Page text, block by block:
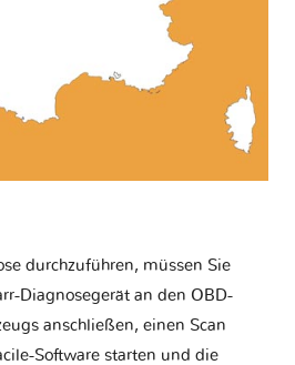
durchzuführen, müssen Sie
Diagnosegerät an den OBD-
anschließen, einen Scan
Software starten und die